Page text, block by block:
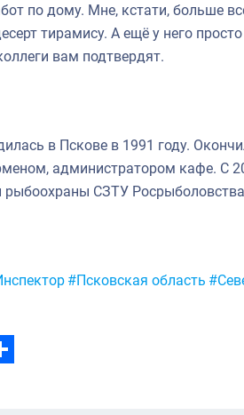
по дому. Мне, кстати, больше
тирамису. А ещё у него
вам подтвердят.
в Пскове в 1991 году.
администратором кафе. С
рыбоохраны СЗТУ
#Псковская область